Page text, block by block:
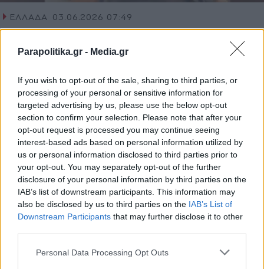
Parapolitika.gr - Media.gr
If you wish to opt-out of the sale, sharing to third parties, or
processing of your personal or sensitive information for
targeted advertising by us, please use the below opt-out
section to confirm your selection. Please note that after your
opt-out request is processed you may continue seeing
interest-based ads based on personal information utilized by
us or personal information disclosed to third parties prior to
your opt-out. You may separately opt-out of the further
disclosure of your personal information by third parties on the
IAB’s list of downstream participants. This information may
also be disclosed by us to third parties on the IAB’s List of
Downstream Participants that may further disclose it to other
Personal Data Processing Opt Outs
ΕΛΛΑΔΑ
03.06.2026 07:49
PARAPOLITIKA NEWSROOM
Γυναικοκτονία στην Καλαμάτα: Το μένος
αδερφής της 39χρονης - Πώς
εκτυλίχθηκε η τραγωδία (Βίντεο)
Εγγραφή στο newsletter